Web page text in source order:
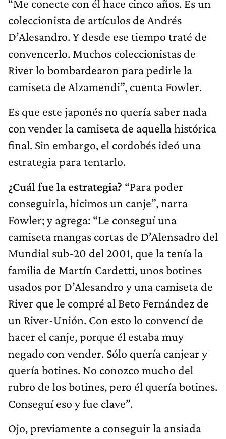
“Me conecte con él hace cinco años. Es un
coleccionista de artículos de Andrés
D’Alesandro. Y desde ese tiempo traté de
convencerlo. Muchos coleccionistas de
River lo bombardearon para pedirle la
camiseta de Alzamendi”, cuenta Fowler.
Es que este japonés no quería saber nada
con vender la camiseta de aquella histórica
final. Sin embargo, el cordobés ideó una
estrategia para tentarlo.
¿Cuál fue la estrategia? “Para poder
conseguirla, hicimos un canje”, narra
Fowler; y agrega: “Le conseguí una
camiseta mangas cortas de D’Alensadro del
Mundial sub-20 del 2001, que la tenía la
familia de Martín Cardetti, unos botines
usados por D’Alesandro y una camiseta de
River que le compré al Beto Fernández de
un River-Unión. Con esto lo convencí de
hacer el canje, porque él estaba muy
negado con vender. Sólo quería canjear y
quería botines. No conozco mucho del
rubro de los botines, pero él quería botines.
Conseguí eso y fue clave”.
Ojo, previamente a conseguir la ansiada